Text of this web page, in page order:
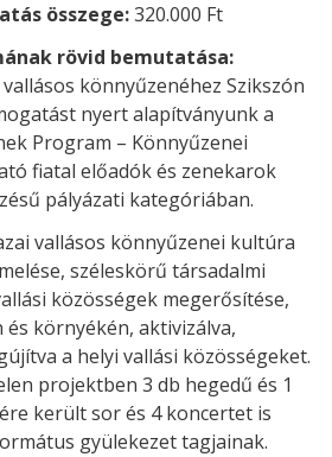
összege:320.000 Ft
rövid bemutatása:
könnyűzenéhez Szikszón
nyert alapítványunk a
Program – Könnyűzenei
fiatal előadók és zenekarok
pályázati kategóriában.
vallásos könnyűzenei kultúra
széleskörű társadalmi
közösségek megerősítése,
és környékén, aktivizálva,
a helyi vallási közösségeket.
projektben 3 db hegedű és 1
került sor és 4 koncertet is
gyülekezet tagjainak.